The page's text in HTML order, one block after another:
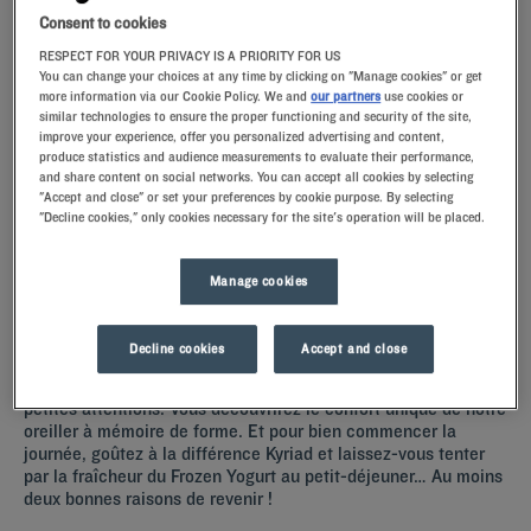
Des hôtels où il fait bon séjourner
Bienvenue dans nos hôtels étoilés Kyriad. Situés à proximité du
centre-ville et de la gare, nos établissements vous offrent des
services et des prestations de qualité.
À votre arrivée, garez votre véhicule sur notre
parkin
Lire la suite
Nos hôtels à Bourges
Laissez-vous tenter par nos hôtels Kyriad à Bourges. Dès votre
petites attentions. Vous découvrirez le confort unique de notre
oreiller à mémoire de forme. Et pour bien commencer la
journée, goûtez à la différence Kyriad et laissez-vous tenter
par la fraîcheur du Frozen Yogurt au petit-déjeuner… Au moins
deux bonnes raisons de revenir !
Consent to cookies
RESPECT FOR YOUR PRIVACY IS A PRIORITY FOR US
You can change your choices at any time by clicking on "Manage cookies" or get
more information via our Cookie Policy. We andour partners use cookies or
similar technologies to ensure the proper functioning and security of the site,
improve your experience, offer you personalized advertising and content,
produce statistics and audience measurements to evaluate their performance,
and share content on social networks. You can accept all cookies by selecting
"Accept and close" or set your preferences by cookie purpose. By selecting
"Decline cookies," only cookies necessary for the site's operation will be placed.
Manage cookies
Decline cookies Accept and close